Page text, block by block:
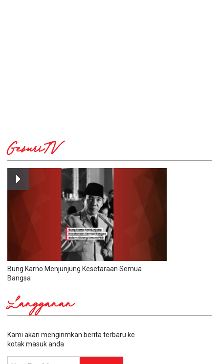
GesuriTV
Bung Karno Menjunjung Kesetaraan Semua
Bangsa
Langganan
Kami akan mengirimkan berita terbaru ke
kotak masuk anda